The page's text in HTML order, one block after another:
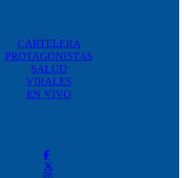
CARTELERA
PROTAGONISTAS
SALUD
VIRALES
EN VIVO